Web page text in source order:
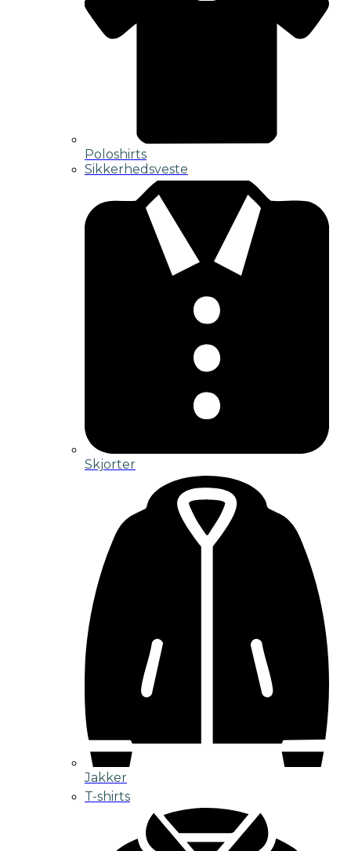
Poloshirts
Sikkerhedsveste
Skjorter
Jakker
T-shirts